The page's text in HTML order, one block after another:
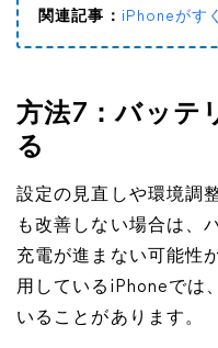
関連記事： iPhoneがす
方法7：バッテ
る
設定の見直しや環境調
も改善しない場合は、
充電が進まない可能性
用しているiPhoneでは
いることがあります。